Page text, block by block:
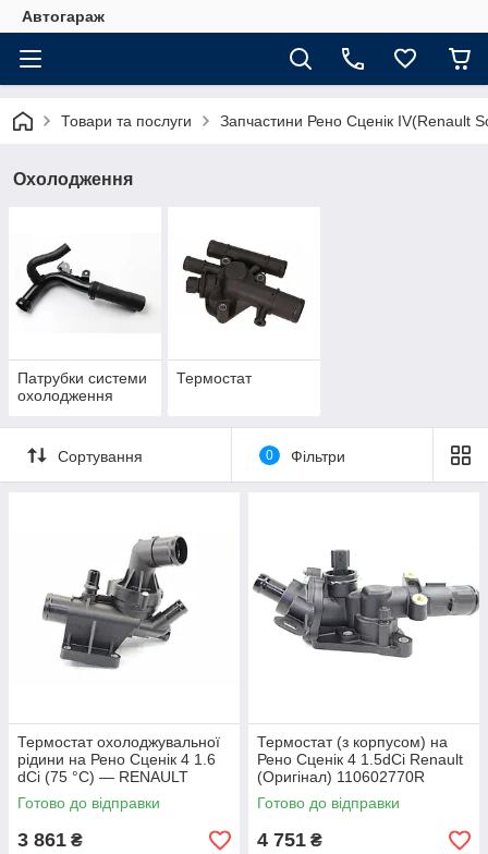
Автогараж
Товари та послуги Запчастини Рено Сценік IV(Renault
Охолодження
Патрубки системи
охолодження
Термостат
Сортування 0 Фільтри
Термостат охолоджувальної
рідини на Рено Сценік 4 1.6
dCi (75 °C) — RENAULT
(Франція) 110615482R
Готово до відправки
3 861 ₴
Термостат (з корпусом) на
Рено Сценік 4 1.5dCi Renault
(Оригінал) 110602770R
Готово до відправки
4 751 ₴